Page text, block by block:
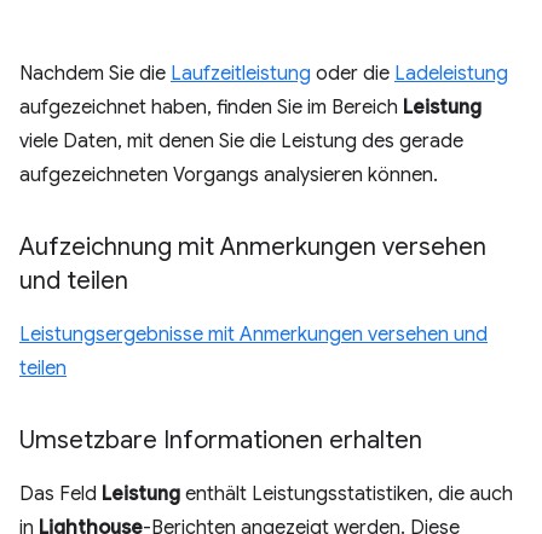
Nachdem Sie die Laufzeitleistung oder die Ladeleistung
aufgezeichnet haben, finden Sie im Bereich Leistung
viele Daten, mit denen Sie die Leistung des gerade
aufgezeichneten Vorgangs analysieren können.
Aufzeichnung mit Anmerkungen versehen
und teilen
Leistungsergebnisse mit Anmerkungen versehen und
teilen
Umsetzbare Informationen erhalten
Das Feld Leistung enthält Leistungsstatistiken, die auch
in Lighthouse-Berichten angezeigt werden. Diese